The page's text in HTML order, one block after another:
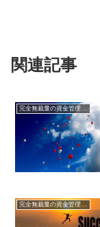
関連記事
完全無裁量の資金管理FX
完全無裁量の資金管理FX